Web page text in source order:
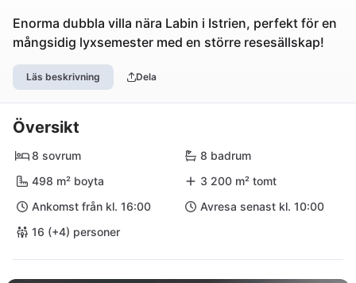
Enorma dubbla villa nära Labin i Istrien, perfekt för en
mångsidig lyxsemester med en större resesällskap!
Läs beskrivning Dela
Översikt
8 sovrum
8 badrum
498 m² boyta
3 200 m² tomt
Ankomst från kl. 16:00
Avresa senast kl. 10:00
16 (+4) personer